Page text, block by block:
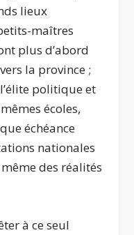
lieux
maîtres
plus d’abord
la province ;
politique et
écoles,
échéance
nationales
des réalités
à ce seul